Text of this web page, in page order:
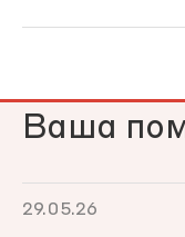
Ваша
29.05.26